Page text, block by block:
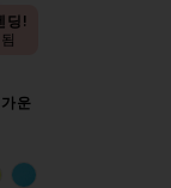
딩!
운